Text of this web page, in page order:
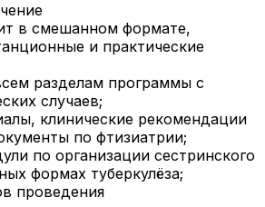
в смешанном формате,
и практические
разделам программы с
случаев;
клинические рекомендации
по фтизиатрии;
по организации сестринского
формах туберкулёза;
проведения